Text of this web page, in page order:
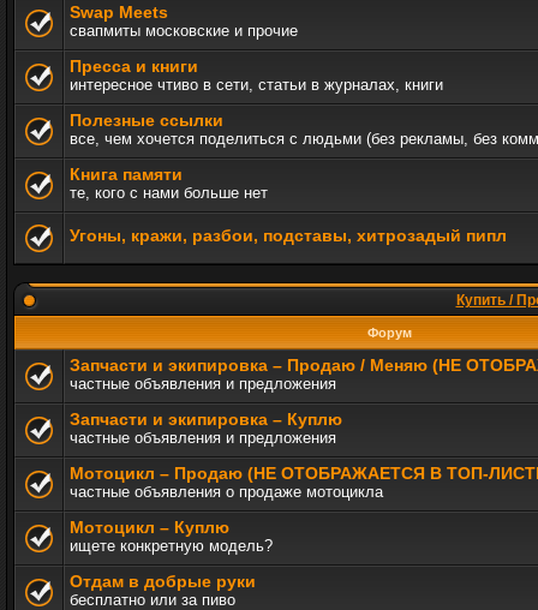
Swap Meets
свапмиты московские и прочие
Пресса и книги
интересное чтиво в сети, статьи в журналах, книги
Полезные ссылки
все, чем хочется поделиться с людьми (без рекламы, без
Книга памяти
те, кого с нами больше нет
Угоны, кражи, разбои, подставы, хитрозадый пипл
Купить /
Форум
Запчасти и экипировка – Продаю / Меняю (НЕ
частные объявления и предложения
Запчасти и экипировка – Куплю
частные объявления и предложения
Мотоцикл – Продаю (НЕ ОТОБРАЖАЕТСЯ В ТОП-
частные объявления о продаже мотоцикла
Мотоцикл – Куплю
ищете конкретную модель?
Отдам в добрые руки
бесплатно или за пиво